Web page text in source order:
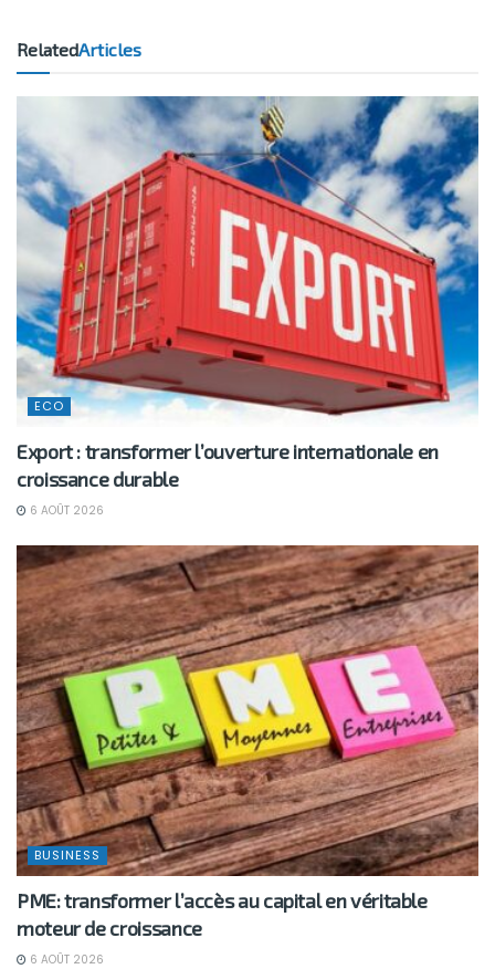
RelatedArticles
ECO
Export : transformer l’ouverture internationale en
croissance durable
6 AOÛT 2026
BUSINESS
PME: transformer l’accès au capital en véritable
moteur de croissance
6 AOÛT 2026